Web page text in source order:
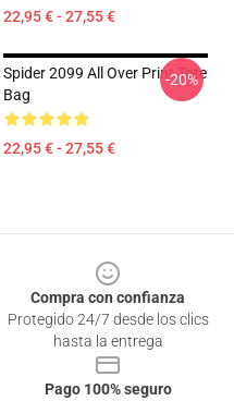
22,95 € - 27,55 €
Spider 2099 All Over Print Tote
Bag
22,95 € - 27,55 €
-20%
Compra con confianza
Protegido 24/7 desde los clics
hasta la entrega
Pago 100% seguro